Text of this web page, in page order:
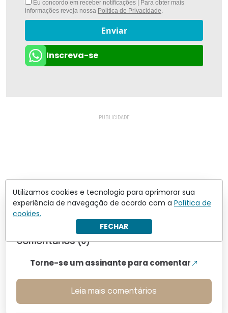
Eu concordo em receber notificações | Para obter mais
informações reveja nossa Política de Privacidade.
Enviar
Inscreva-se
Os comentários não representam a opinião do site; a
responsabilidade pelo conteúdo postado é do autor da
Comentários (0)
Torne-se um assinante para comentar
Leia mais comentários
Utilizamos cookies e tecnologia para aprimorar sua
experiência de navegação de acordo com a Política de
cookies.
FECHAR